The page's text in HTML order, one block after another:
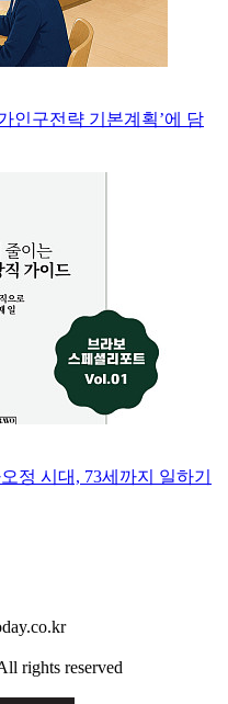
인구전략 기본계획’에 담
정 시대, 73세까지 일하기
rights reserved